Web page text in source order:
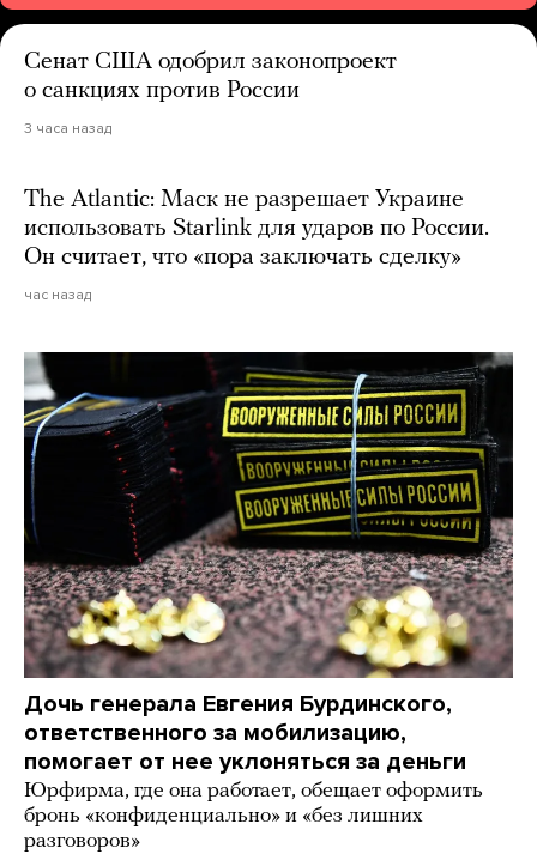
Сенат США одобрил законопроект
о санкциях против России
3 часа назад
The Atlantic: Маск не разрешает Украине
использовать Starlink для ударов по России.
Он считает, что «пора заключать сделку»
час назад
Дочь генерала Евгения Бурдинского,
ответственного за мобилизацию,
помогает от нее уклоняться за деньги
Юрфирма, где она работает, обещает оформить
бронь «конфиденциально» и «без лишних
разговоров»